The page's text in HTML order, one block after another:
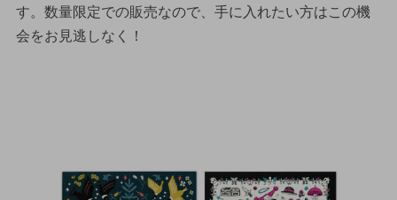
す。数量限定での販売なので、手に入れたい方はこの機
会をお見逃しなく！